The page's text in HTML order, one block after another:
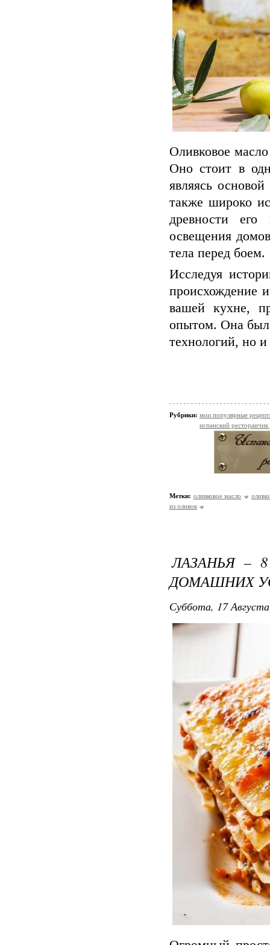
Оливковое
Оно стоит в
являясь
также широко
древности его
освещения
тела перед боем.
Исследуя
происхождение
вашей кухне,
опытом. Она
технологий, но и
Рубрики: мои популярные
испанский
Метки: оливковое масло
из оливок
ЛАЗАНЬЯ –
ДОМАШНИХ
Суббота, 17